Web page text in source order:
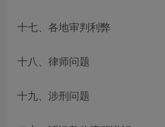
十七、各地审判利弊
十八、律师问题
十九、涉刑问题